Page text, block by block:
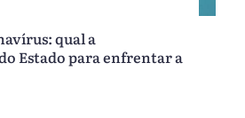
qual a
Estado para enfrentar a